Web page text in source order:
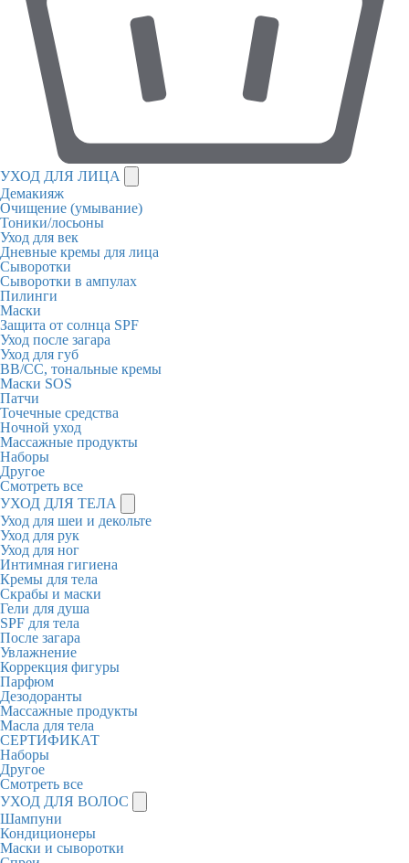
УХОД ДЛЯ ЛИЦА
Демакияж
Очищение (умывание)
Тоники/лосьоны
Уход для век
Дневные кремы для лица
Сыворотки
Сыворотки в ампулах
Пилинги
Маски
Защита от солнца SPF
Уход после загара
Уход для губ
BB/CC, тональные кремы
Маски SOS
Патчи
Точечные средства
Ночной уход
Массажные продукты
Наборы
Другое
Смотреть все
УХОД ДЛЯ ТЕЛА
Уход для шеи и декольте
Уход для рук
Уход для ног
Интимная гигиена
Кремы для тела
Скрабы и маски
Гели для душа
SPF для тела
После загара
Увлажнение
Коррекция фигуры
Парфюм
Дезодоранты
Массажные продукты
Масла для тела
СЕРТИФИКАТ
Наборы
Другое
Смотреть все
УХОД ДЛЯ ВОЛОС
Шампуни
Кондиционеры
Маски и сыворотки